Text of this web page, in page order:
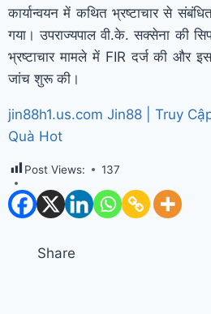
कार्यान्वयन में कथित भ्रष्टाचार से
गया। उपराज्यपाल वी.के. सक्सेना की
भ्रष्टाचार मामले में FIR दर्ज की और
जांच शुरू की।
jin88h1.us.com Jin88 | Truy
Quà Hot
Post Views: 137
Share